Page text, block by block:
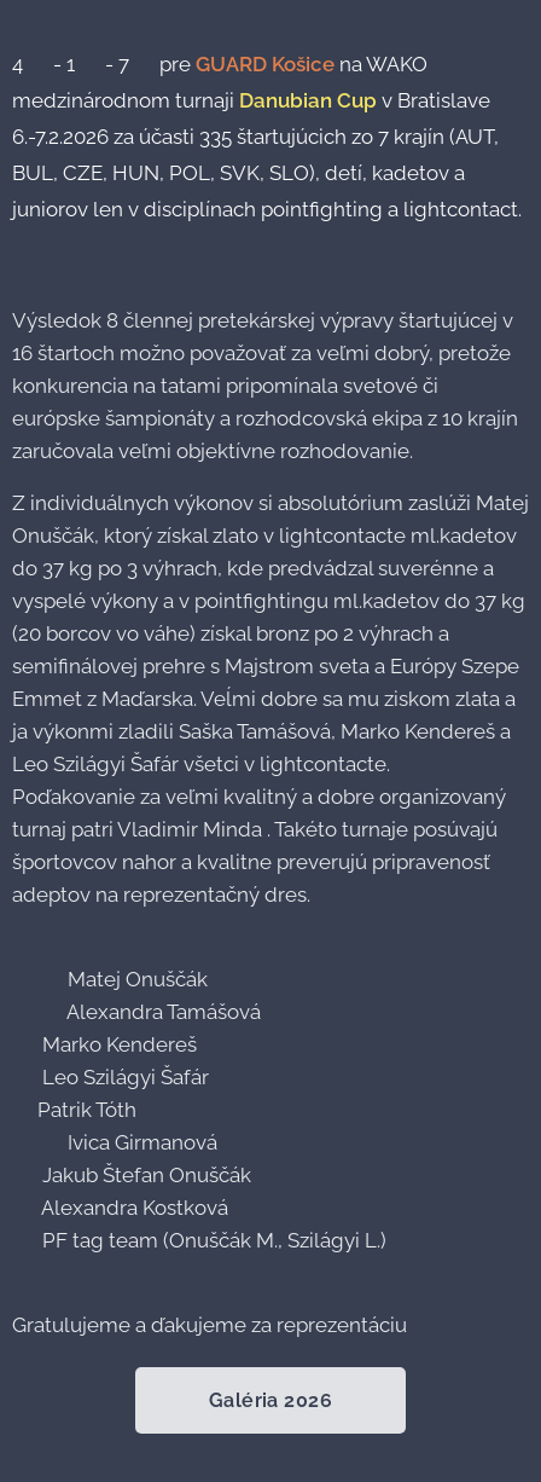
4🥇 - 1🥈 - 7🥉 pre GUARD Košice na WAKO
medzinárodnom turnaji Danubian Cup v Bratislave
6.-7.2.2026 za účasti 335 štartujúcich zo 7 krajín (AUT,
BUL, CZE, HUN, POL, SVK, SLO), detí, kadetov a
juniorov len v disciplínach pointfighting a lightcontact.
Výsledok 8 člennej pretekárskej výpravy štartujúcej v
16 štartoch možno považovať za veľmi dobrý, pretože
konkurencia na tatami pripomínala svetové či
európske šampionáty a rozhodcovská ekipa z 10 krajín
zaručovala veľmi objektívne rozhodovanie.
Z individuálnych výkonov si absolutórium zaslúži Matej
Onuščák, ktorý získal zlato v lightcontacte ml.kadetov
do 37 kg po 3 výhrach, kde predvádzal suverénne a
vyspelé výkony a v pointfightingu ml.kadetov do 37 kg
(20 borcov vo váhe) získal bronz po 2 výhrach a
semifinálovej prehre s Majstrom sveta a Európy Szepe
Emmet z Maďarska. Veĺmi dobre sa mu ziskom zlata a
ja výkonmi zladili Saška Tamášová, Marko Kendereš a
Leo Szilágyi Šafár všetci v lightcontacte.
Poďakovanie za veľmi kvalitný a dobre organizovaný
turnaj patri Vladimir Minda . Takéto turnaje posúvajú
športovcov nahor a kvalitne preverujú pripravenosť
adeptov na reprezentačný dres.
🥇🥉 Matej Onuščák
🥇🥉 Alexandra Tamášová
🥇 Marko Kendereš
🥇 Leo Szilágyi Šafár
🥈Patrik Tóth
🥉🥉 Ivica Girmanová
🥉 Jakub Štefan Onuščák
🥉 Alexandra Kostková
🥉 PF tag team (Onuščák M., Szilágyi L.)
Gratulujeme a ďakujeme za reprezentáciu👏🙏
Galéria 2026